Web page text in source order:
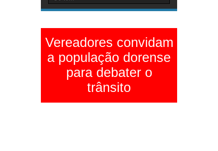
Vereadores convidam
a população dorense
para debater o
trânsito